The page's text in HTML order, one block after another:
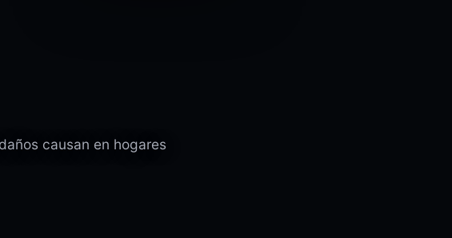
causan en hogares